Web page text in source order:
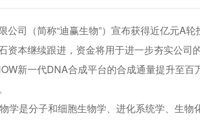
司（简称“迪赢生物”）宣布获得近亿元A轮
资本继续跟进，资金将用于进一步夯实公司
新一代DNA合成平台的合成通量提升至百
是分子和细胞生物学、进化系统学、生物